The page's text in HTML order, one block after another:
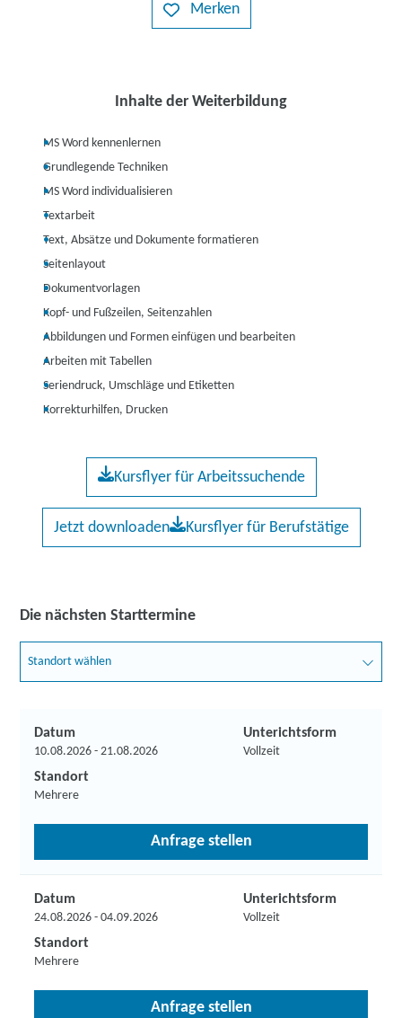
Merken
Inhalte der Weiterbildung
MS Word kennenlernen
Grundlegende Techniken
MS Word individualisieren
Textarbeit
Text, Absätze und Dokumente formatieren
Seitenlayout
Dokumentvorlagen
Kopf- und Fußzeilen, Seitenzahlen
Abbildungen und Formen einfügen und bearbeiten
Arbeiten mit Tabellen
Seriendruck, Umschläge und Etiketten
Korrekturhilfen, Drucken
Kursflyer für Arbeitssuchende
Jetzt downloaden Kursflyer für Berufstätige
Die nächsten Starttermine
Standort wählen
Datum
10.08.2026 - 21.08.2026
Unterichtsform
Vollzeit
Standort
Mehrere
Anfrage stellen
Datum
24.08.2026 - 04.09.2026
Unterichtsform
Vollzeit
Standort
Mehrere
Anfrage stellen